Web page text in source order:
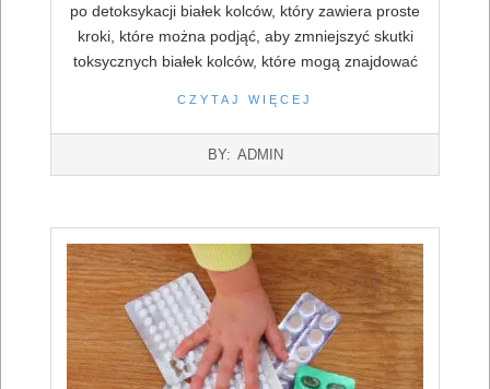
po detoksykacji białek kolców, który zawiera proste
kroki, które można podjąć, aby zmniejszyć skutki
toksycznych białek kolców, które mogą znajdować
CZYTAJ WIĘCEJ
BY: ADMIN